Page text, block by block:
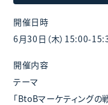
開催日時
6月30日（木）15:00-
開催内容
テーマ
「BtoBマーケティングの